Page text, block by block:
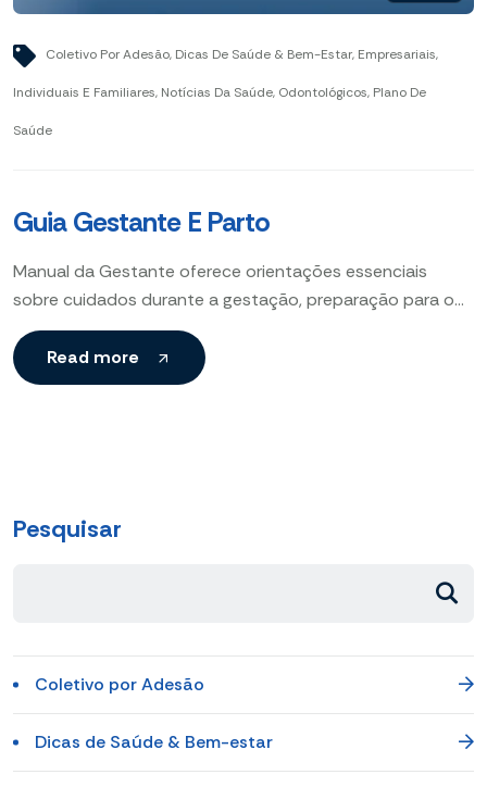
Coletivo Por Adesão, Dicas De Saúde & Bem-Estar, Empresariais,
Individuais E Familiares, Notícias Da Saúde, Odontológicos, Plano De
Saúde
Guia Gestante E Parto
Manual da Gestante oferece orientações essenciais
sobre cuidados durante a gestação, preparação para o
parto e desenvolvimento saudável do bebê, garantindo
bem-estar físico e emocional
Read more
Pesquisar
Coletivo por Adesão
Dicas de Saúde & Bem-estar